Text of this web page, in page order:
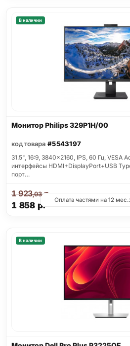
В наличии
Монитор Philips 329P1H/00
код товара #5543197
31.5", 16:9, 3840x2160, IPS, 60 Гц, VESA
интерфейсы HDMI+DisplayPort+USB
порт…
1 858 р.
1 923,03р.
Оплата частями на 12
В наличии